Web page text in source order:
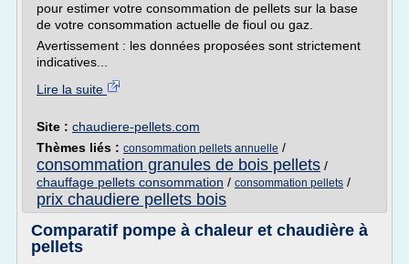
pour estimer votre consommation de pellets sur la base
de votre consommation actuelle de fioul ou gaz.
Avertissement : les données proposées sont strictement
indicatives...
Lire la suite
Site : chaudiere-pellets.com
Thèmes liés : consommation pellets annuelle /
consommation granules de bois pellets /
chauffage pellets consommation / consommation pellets /
prix chaudiere pellets bois
Comparatif pompe à chaleur et chaudière à
pellets